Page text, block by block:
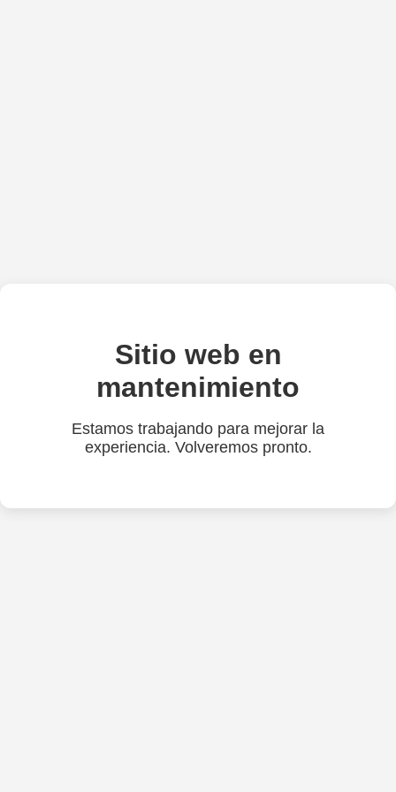
Sitio web en
mantenimiento
Estamos trabajando para mejorar la
experiencia. Volveremos pronto.